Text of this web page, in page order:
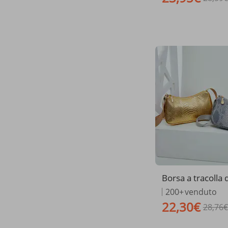
Borsa a tracolla
on stampa
le PU, con
e, per cellulare e
200+venduto
22,30€ 28,76€